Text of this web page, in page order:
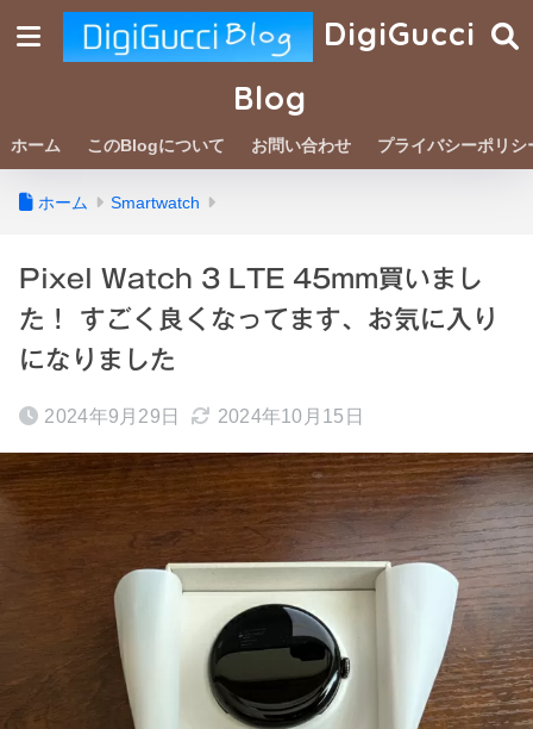
DigiGucci
Blog
ホーム このBlogについて お問い合わせ プライバシーポリシ
ホーム Smartwatch
Pixel Watch 3 LTE 45mm買いまし
た！ すごく良くなってます、お気に入り
になりました
2024年9月29日 2024年10月15日